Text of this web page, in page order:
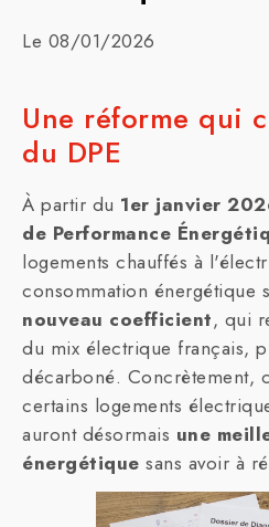
Le 08/01/2026
Une réforme qui
du DPE
À partir du 1er janvier
de Performance
logements chauffés à
consommation énergétique
nouveau coefficient, qui
du mix électrique français,
décarboné. Concrètement,
certains logements
auront désormais une
énergétique sans avoir à